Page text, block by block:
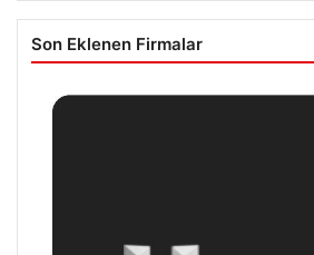
Son Eklenen Firmalar